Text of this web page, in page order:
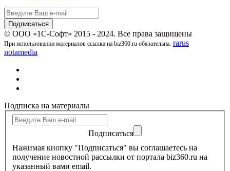
© ООО «1С-Софт» 2015 - 2024. Все права защищены
При использовании материалов ссылка на biz360.ru обязательна. rarus
notamedia
Подписка на материалы
Подписаться
Нажимая кнопку "Подписаться" вы соглашаетесь на
получение новостной рассылки от портала biz360.ru на
указанный вами email.